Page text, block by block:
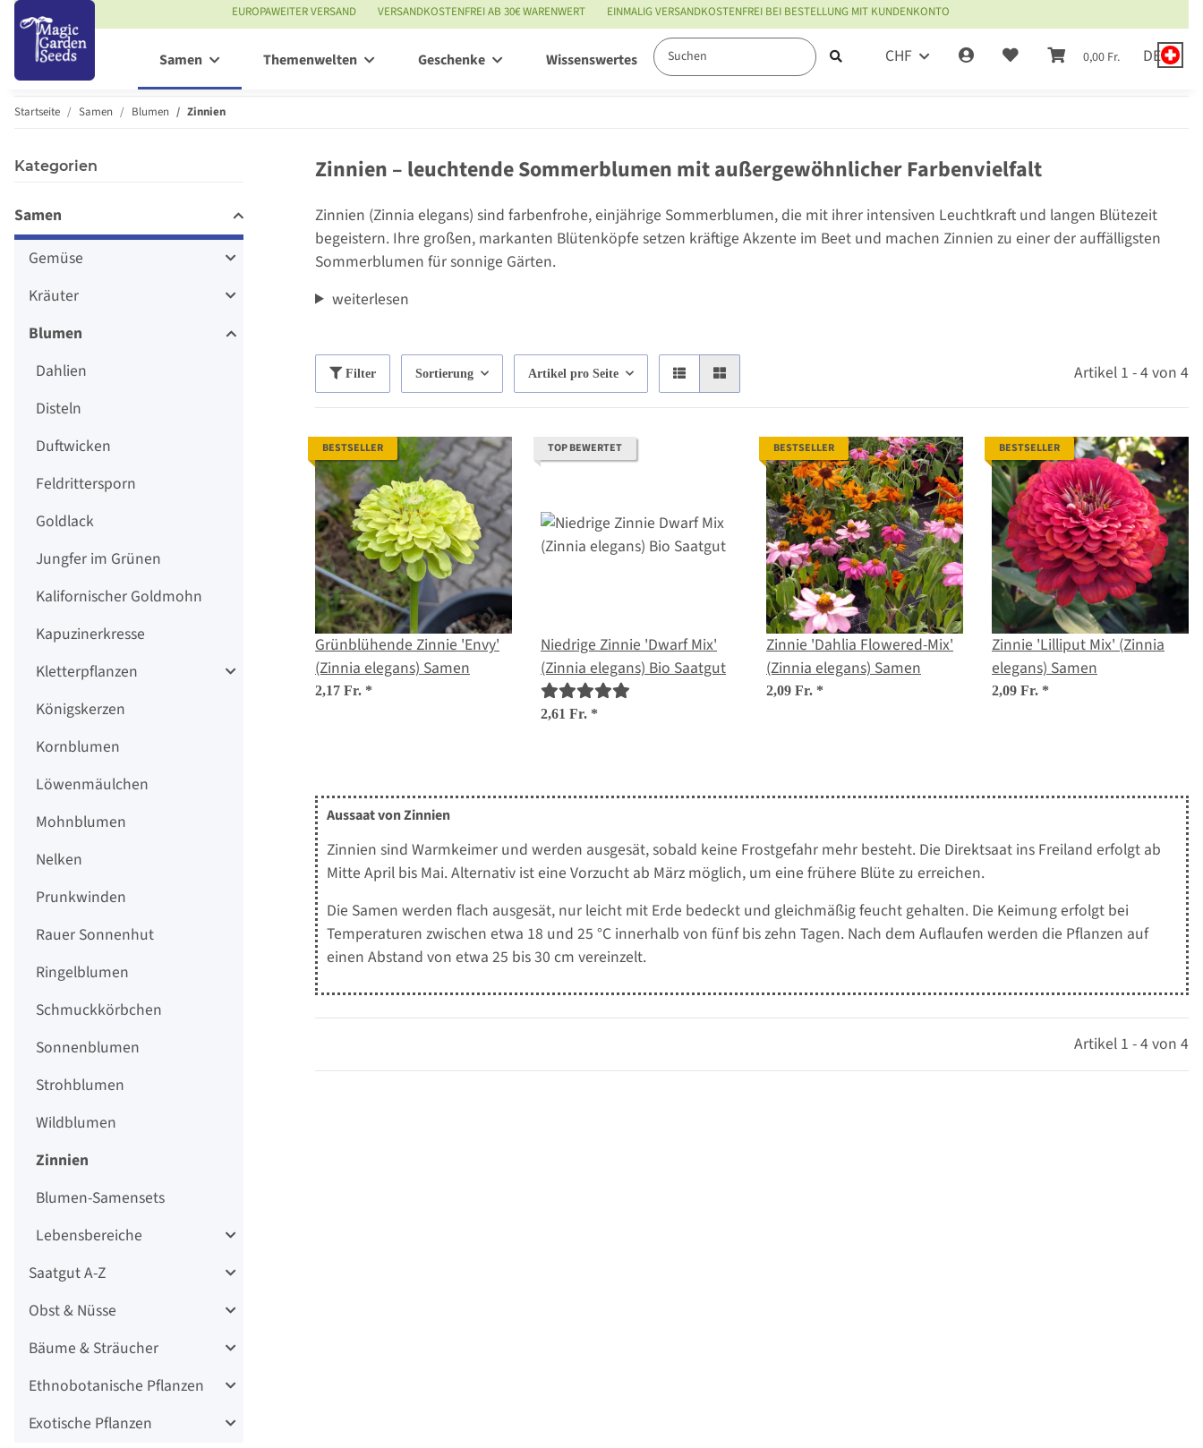
EUROPAWEITER VERSAND VERSANDKOSTENFREI AB 30€ WARENWERT EINMALIG VERSANDKOSTENFREI BEI BESTELLUNG MIT KUNDENKONTO
CHF 0,00 Fr. DE
Samen Themenwelten Geschenke Wissenswertes Service
Startseite Samen Blumen Zinnien
Zinnien – leuchtende Sommerblumen mit außergewöhnlicher Farbenvielfalt
Zinnien (Zinnia elegans) sind farbenfrohe, einjährige Sommerblumen, die mit ihrer intensiven Leuchtkraft und langen Blütezeit
begeistern. Ihre großen, markanten Blütenköpfe setzen kräftige Akzente im Beet und machen Zinnien zu einer der auffälligsten
Sommerblumen für sonnige Gärten.
weiterlesen
Filter Sortierung Artikel pro Seite Artikel 1 - 4 von 4
BESTSELLER
Grünblühende Zinnie 'Envy'
(Zinnia elegans) Samen
2,17 Fr. *
TOP BEWERTET
Niedrige Zinnie 'Dwarf Mix'
(Zinnia elegans) Bio Saatgut
2,61 Fr. *
BESTSELLER
Zinnie 'Dahlia Flowered-Mix'
(Zinnia elegans) Samen
2,09 Fr. *
BESTSELLER
Zinnie 'Lilliput Mix' (Zinnia
elegans) Samen
2,09 Fr. *
Aussaat von Zinnien
Zinnien sind Warmkeimer und werden ausgesät, sobald keine Frostgefahr mehr besteht. Die Direktsaat ins Freiland erfolgt ab
Mitte April bis Mai. Alternativ ist eine Vorzucht ab März möglich, um eine frühere Blüte zu erreichen.
Die Samen werden flach ausgesät, nur leicht mit Erde bedeckt und gleichmäßig feucht gehalten. Die Keimung erfolgt bei
Temperaturen zwischen etwa 18 und 25 °C innerhalb von fünf bis zehn Tagen. Nach dem Auflaufen werden die Pflanzen auf
einen Abstand von etwa 25 bis 30 cm vereinzelt.
Artikel 1 - 4 von 4
Kategorien
Samen
Gemüse
Kräuter
Blumen
Dahlien
Disteln
Duftwicken
Feldrittersporn
Goldlack
Jungfer im Grünen
Kalifornischer Goldmohn
Kapuzinerkresse
Kletterpflanzen
Königskerzen
Kornblumen
Löwenmäulchen
Mohnblumen
Nelken
Prunkwinden
Rauer Sonnenhut
Ringelblumen
Schmuckkörbchen
Sonnenblumen
Strohblumen
Wildblumen
Zinnien
Blumen-Samensets
Lebensbereiche
Saatgut A-Z
Obst & Nüsse
Bäume & Sträucher
Ethnobotanische Pflanzen
Exotische Pflanzen